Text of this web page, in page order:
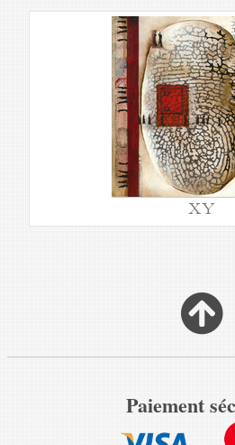
XY
Paiement